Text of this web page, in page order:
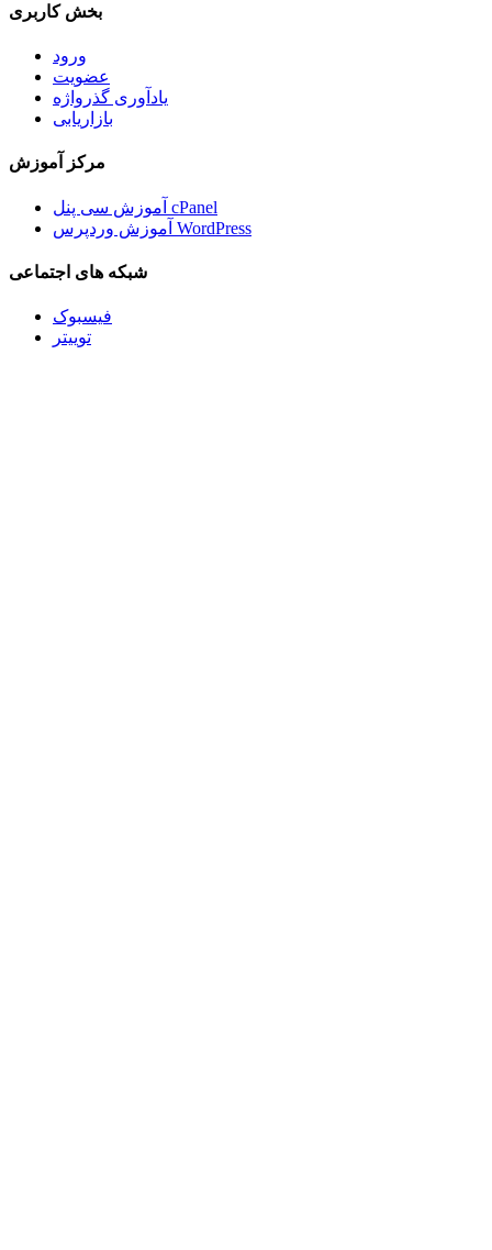
بخش کاربری
ورود
عضویت
یادآوری گذرواژه
بازاریابی
مرکز آموزش
آموزش سی پنل cPanel
آموزش وردپرس WordPress
شبکه های اجتماعی
فیسبوک
توییتر